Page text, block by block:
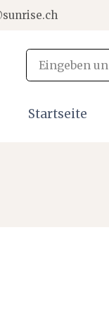
Startseite